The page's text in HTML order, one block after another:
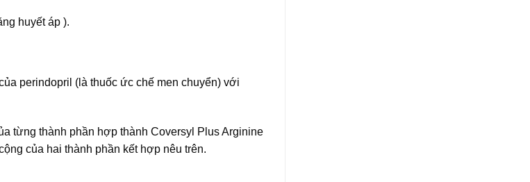
huyết áp ).
perindopril (là thuốc ức chế men chuyển) với
từng thành phần hợp thành Coversyl Plus Arginine
của hai thành phần kết hợp nêu trên.